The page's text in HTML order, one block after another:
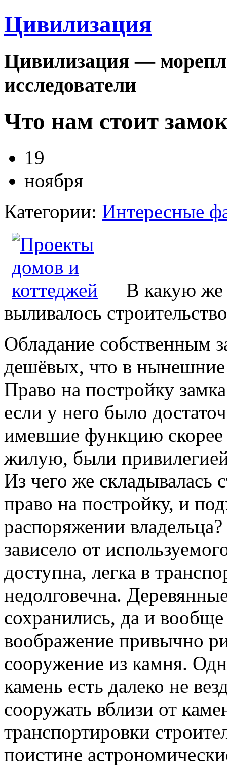
Цивилизация
Цивилизация —
исследователи
Что нам стоит
19
ноября
Категории: Интересные
В какую же
выливалось
Обладание собственным
дешёвых, что в нынешние
Право на постройку
если у него было
имевшие функцию
жилую, были
Из чего же складывалась
право на постройку, и
распоряжении
зависело от
доступна, легка в
недолговечна.
сохранились, да и
воображение привычно
сооружение из камня.
камень есть далеко не
сооружать вблизи от
транспортировки
поистине